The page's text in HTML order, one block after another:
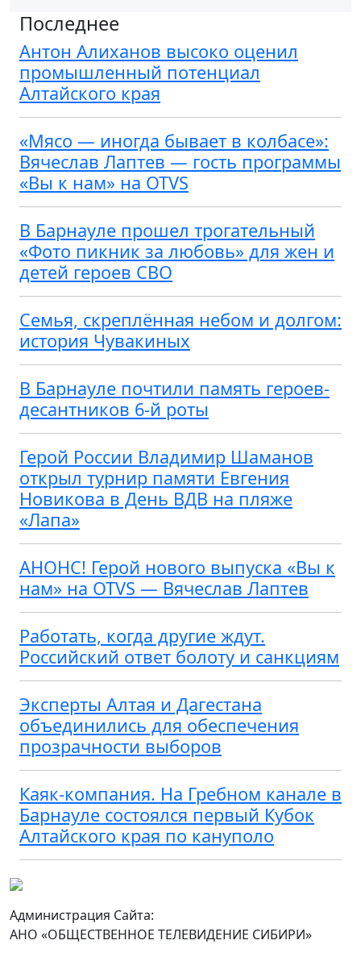
Последнее
Антон Алиханов высоко оценил
промышленный потенциал
Алтайского края
«Мясо — иногда бывает в колбасе»:
Вячеслав Лаптев — гость программы
«Вы к нам» на OTVS
В Барнауле прошел трогательный
«Фото пикник за любовь» для жен и
детей героев СВО
Семья, скреплённая небом и долгом:
история Чувакиных
В Барнауле почтили память героев-
десантников 6-й роты
Герой России Владимир Шаманов
открыл турнир памяти Евгения
Новикова в День ВДВ на пляже
«Лапа»
АНОНС! Герой нового выпуска «Вы к
нам» на OTVS — Вячеслав Лаптев
Работать, когда другие ждут.
Российский ответ болоту и санкциям
Эксперты Алтая и Дагестана
объединились для обеспечения
прозрачности выборов
Каяк-компания. На Гребном канале в
Барнауле состоялся первый Кубок
Алтайского края по кануполо
Администрация Сайта:
АНО «ОБЩЕСТВЕННОЕ ТЕЛЕВИДЕНИЕ СИБИРИ»